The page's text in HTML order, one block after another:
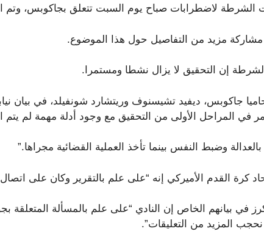
الشرطة لاضطرابات صباح يوم السبت تتعلق بجاكوبس، وتم
مشاركة مزيد من التفاصيل حول هذا الموضوع.
إن التحقيق لا يزال نشطا ومستمرا.
جاكوبس، ديفيد تشيسنوف وريتشارد شونفيلد، في بيان
في المراحل الأولى من التحقيق مع وجود أدلة مهمة لم يتم
وضبط النفس بينما تأخذ العملية القضائية مجراها.”
كرة القدم الأميركي إنه “على علم بالتقرير وكان على اتصال
في بيانهم الخاص إن النادي “على علم بالمسألة
المزيد من التعليقات”.